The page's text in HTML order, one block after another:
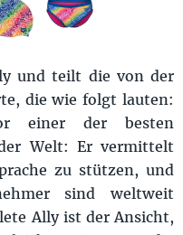
und teilt die von der
die wie folgt lauten:
einer der besten
Welt: Er vermittelt
zu stützen, und
sind weltweit
Ally ist der Ansicht,